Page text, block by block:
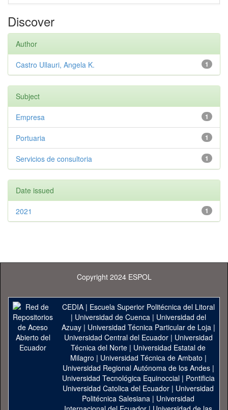
Discover
Author
1
Castro Ullauri, Angela K.
Subject
1
Empresa
1
Portuaria
1
Servicios de consultoria
Date issued
1
2021
Copyright 2024 ESPOL
CEDIA| Escuela Superior Politécnica del Litoral
| Universidad de Cuenca| Universidad del
Azuay| Universidad Técnica Particular de Loja|
Universidad Central del Ecuador| Universidad
Técnica del Norte | Universidad Estatal de
Milagro | Universidad Técnica de Ambato |
Universidad Regional Autónoma de los Andes|
Universidad Tecnológica Equinoccial| Pontificia
Universidad Catolica del Ecuador | Universidad
Politécnica Salesiana | Universidad